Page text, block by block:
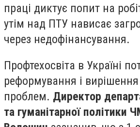
праці диктує попит на
утім над ПТУ нависає
через недофінансування.
Профтехосвіта в Україні
реформування і вирішення
проблем. Директор
та гуманітарної політики